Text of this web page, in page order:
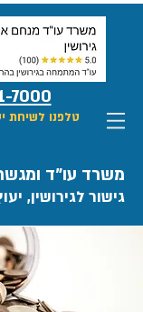
7000
טלפנו לשיחת
משרד עו"ד
גישור לגירושין,